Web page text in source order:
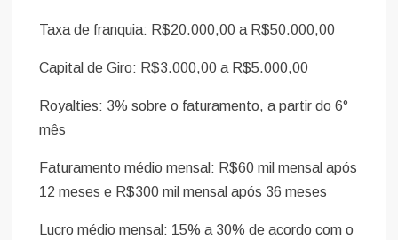
Taxa de franquia: R$20.000,00 a R$50.000,00
Capital de Giro: R$3.000,00 a R$5.000,00
Royalties: 3% sobre o faturamento, a partir do 6°
mês
Faturamento médio mensal: R$60 mil mensal após
12 meses e R$300 mil mensal após 36 meses
Lucro médio mensal: 15% a 30% de acordo com o